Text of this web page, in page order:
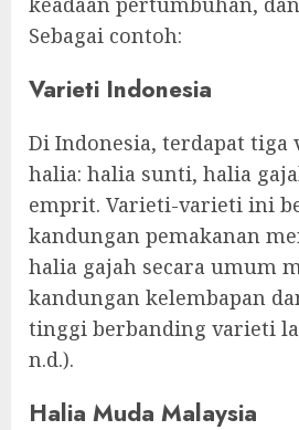
Sebagai contoh:
Varieti Indonesia
Di Indonesia, terdapat tiga
halia: halia sunti, halia
emprit. Varieti-varieti ini
kandungan pemakanan
halia gajah secara umum
kandungan kelembapan
tinggi berbanding varieti
n.d.).
Halia Muda Malaysia